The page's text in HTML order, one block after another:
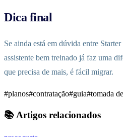
Dica final
Se ainda está em dúvida entre
assistente bem treinado já faz uma
que precisa de mais, é fácil migrar.
#planos#contratação#guia#tomada
📚 Artigos relacionados